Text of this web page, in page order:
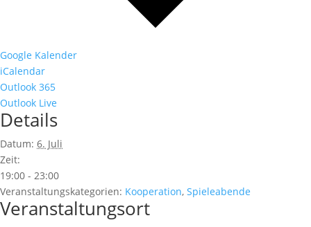
Google Kalender
iCalendar
Outlook 365
Outlook Live
Details
Datum: 6. Juli
Zeit:
19:00 - 23:00
Veranstaltungskategorien: Kooperation, Spieleabende
Veranstaltungsort